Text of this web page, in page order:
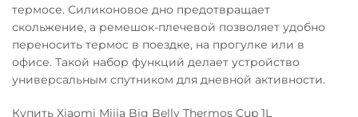
термосе. Силиконовое дно предотвращает
скольжение, а ремешок-плечевой позволяет удобно
переносить термос в поездке, на прогулке или в
офисе. Такой набор функций делает устройство
универсальным спутником для дневной активности.
Купить Xiaomi Mijia Big Belly Thermos Cup 1L